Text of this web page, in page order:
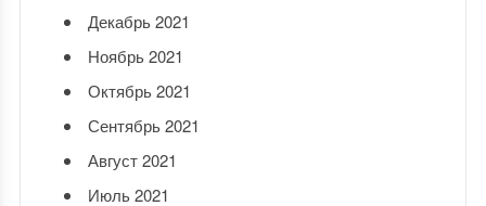
Декабрь 2021
Ноябрь 2021
Октябрь 2021
Сентябрь 2021
Август 2021
Июль 2021